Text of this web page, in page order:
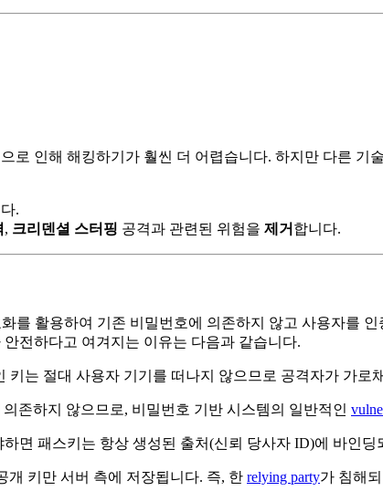
인해 해킹하기가 훨씬 더 어렵습니다. 하지만 다른 기
.
, 크리덴셜 스터핑 공격과 관련된 위험을 제거 합니다.
를 활용하여 기존 비밀번호에 의존하지 않고 사용자를 인
전하다고 여겨지는 이유는 다음과 같습니다.
키는 절대 사용자 기기를 떠나지 않으므로 공격자가 가로
존하지 않으므로, 비밀번호 기반 시스템의 일반적인
면 패스키는 항상 생성된 출처(신뢰 당사자 ID)에 바인딩
개 키만 서버 측에 저장됩니다. 즉, 한 relying party가 침해